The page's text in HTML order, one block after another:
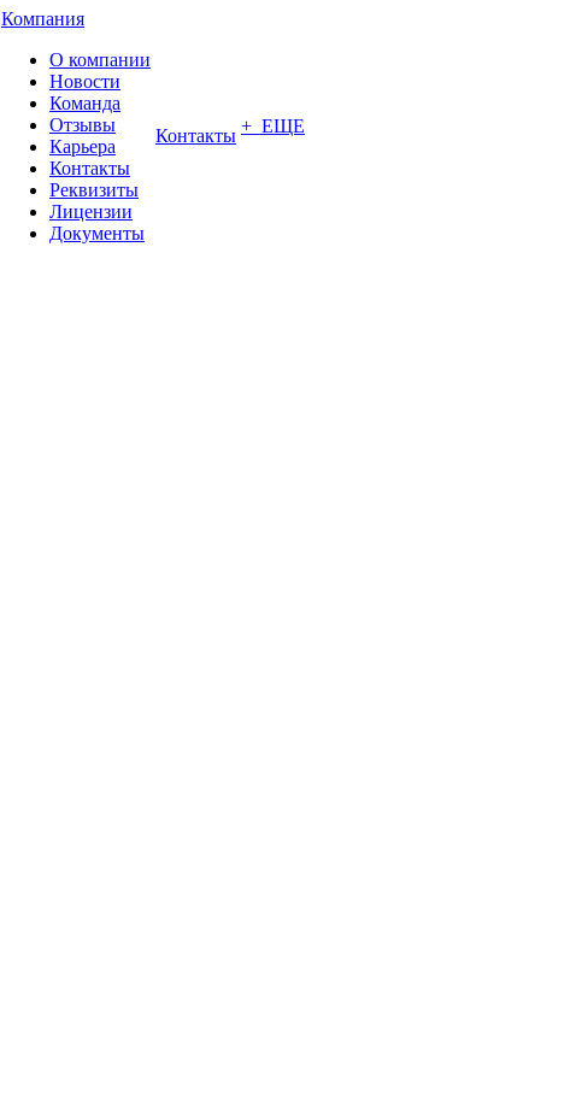
Компания
О компании
Новости
Команда
Отзывы
Карьера
Контакты
Реквизиты
Лицензии
Документы
Контакты + ЕЩЕ